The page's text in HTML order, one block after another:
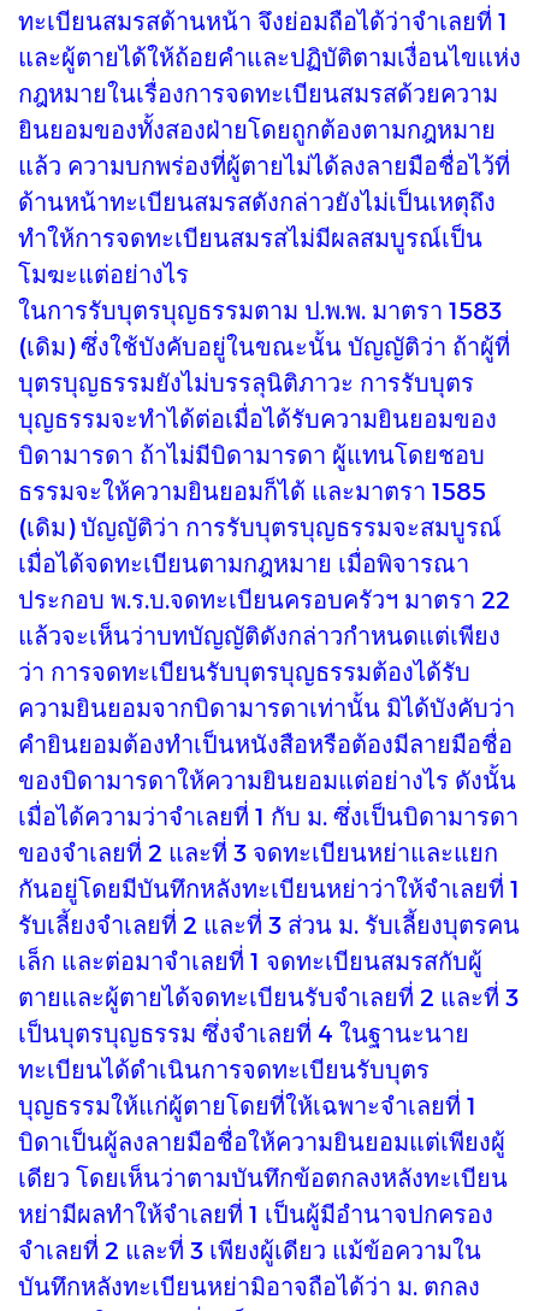
ทะเบียนสมรสด้านหน้า จึงย่อมถือได้ว่าจำเลยที่ 1
และผู้ตายได้ให้ถ้อยคำและปฏิบัติตามเงื่อนไขแห่ง
กฎหมายในเรื่องการจดทะเบียนสมรสด้วยความ
ยินยอมของทั้งสองฝ่ายโดยถูกต้องตามกฎหมาย
แล้ว ความบกพร่องที่ผู้ตายไม่ได้ลงลายมือชื่อไว้ที่
ด้านหน้าทะเบียนสมรสดังกล่าวยังไม่เป็นเหตุถึง
ทำให้การจดทะเบียนสมรสไม่มีผลสมบูรณ์เป็น
โมฆะแต่อย่างไร
ในการรับบุตรบุญธรรมตาม ป.พ.พ. มาตรา 1583
(เดิม) ซึ่งใช้บังคับอยู่ในขณะนั้น บัญญัติว่า ถ้าผู้ที่
บุตรบุญธรรมยังไม่บรรลุนิติภาวะ การรับบุตร
บุญธรรมจะทำได้ต่อเมื่อได้รับความยินยอมของ
บิดามารดา ถ้าไม่มีบิดามารดา ผู้แทนโดยชอบ
ธรรมจะให้ความยินยอมก็ได้ และมาตรา 1585
(เดิม) บัญญัติว่า การรับบุตรบุญธรรมจะสมบูรณ์
เมื่อได้จดทะเบียนตามกฎหมาย เมื่อพิจารณา
ประกอบ พ.ร.บ.จดทะเบียนครอบครัวฯ มาตรา 22
แล้วจะเห็นว่าบทบัญญัติดังกล่าวกำหนดแต่เพียง
ว่า การจดทะเบียนรับบุตรบุญธรรมต้องได้รับ
ความยินยอมจากบิดามารดาเท่านั้น มิได้บังคับว่า
คำยินยอมต้องทำเป็นหนังสือหรือต้องมีลายมือชื่อ
ของบิดามารดาให้ความยินยอมแต่อย่างไร ดังนั้น
เมื่อได้ความว่าจำเลยที่ 1 กับ ม. ซึ่งเป็นบิดามารดา
ของจำเลยที่ 2 และที่ 3 จดทะเบียนหย่าและแยก
กันอยู่โดยมีบันทึกหลังทะเบียนหย่าว่าให้จำเลยที่ 1
รับเลี้ยงจำเลยที่ 2 และที่ 3 ส่วน ม. รับเลี้ยงบุตรคน
เล็ก และต่อมาจำเลยที่ 1 จดทะเบียนสมรสกับผู้
ตายและผู้ตายได้จดทะเบียนรับจำเลยที่ 2 และที่ 3
เป็นบุตรบุญธรรม ซึ่งจำเลยที่ 4 ในฐานะนาย
ทะเบียนได้ดำเนินการจดทะเบียนรับบุตร
บุญธรรมให้แก่ผู้ตายโดยที่ให้เฉพาะจำเลยที่ 1
บิดาเป็นผู้ลงลายมือชื่อให้ความยินยอมแต่เพียงผู้
เดียว โดยเห็นว่าตามบันทึกข้อตกลงหลังทะเบียน
หย่ามีผลทำให้จำเลยที่ 1 เป็นผู้มีอำนาจปกครอง
จำเลยที่ 2 และที่ 3 เพียงผู้เดียว แม้ข้อความใน
บันทึกหลังทะเบียนหย่ามิอาจถือได้ว่า ม. ตกลง